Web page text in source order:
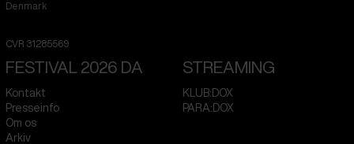
Denmark
CVR 31285569
FESTIVAL 2026 DA
Kontakt
Presseinfo
Om os
Arkiv
STREAMING
KLUB:DOX
PARA:DOX